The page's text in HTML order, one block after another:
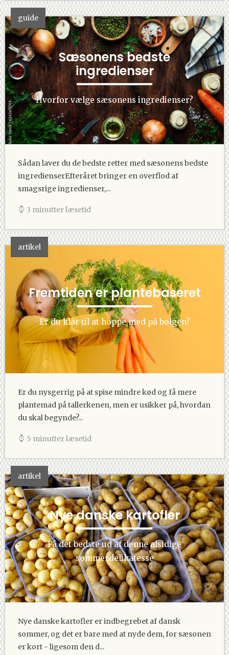
guide
Sæsonens bedste
ingredienser
Hvorfor vælge sæsonens ingredienser?
Sådan laver du de bedste retter med sæsonens bedste
ingredienserEfteråret bringer en overflod af
smagsrige ingredienser,...
3 minutter læsetid
artikel
Fremtiden er plantebaseret
Er du klar til at hoppe med på bølgen?
Er du nysgerrig på at spise mindre kød og få mere
plantemad på tallerkenen, men er usikker på, hvordan
du skal begynde?...
5 minutter læsetid
artikel
Nye danske kartofler
Få det bedste ud af denne alsidige
sommerdelikatesse
Nye danske kartofler er indbegrebet af dansk
sommer, og det er bare med at nyde dem, for sæsonen
er kort - ligesom den d...